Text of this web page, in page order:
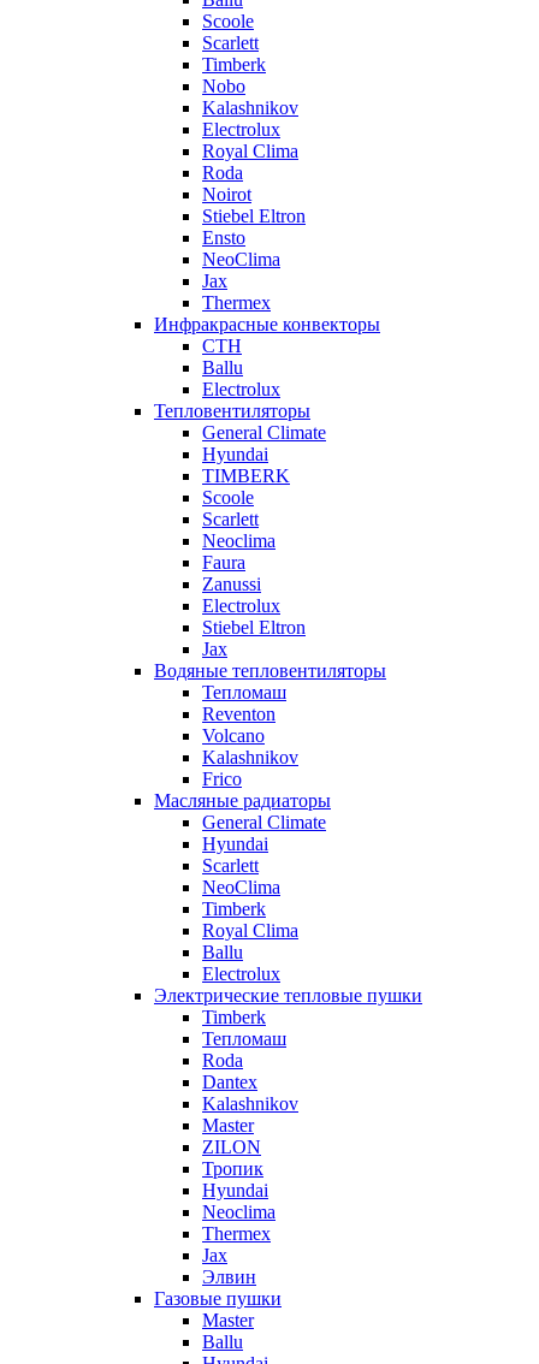
Scoole
Scarlett
Timberk
Nobo
Kalashnikov
Electrolux
Royal Clima
Roda
Noirot
Stiebel Eltron
Ensto
NeoClima
Jax
Thermex
Инфракрасные конвекторы
CTH
Ballu
Electrolux
Тепловентиляторы
General Climate
Hyundai
TIMBERK
Scoole
Scarlett
Neoclima
Faura
Zanussi
Electrolux
Stiebel Eltron
Jax
Водяные тепловентиляторы
Тепломаш
Reventon
Volcano
Kalashnikov
Frico
Масляные радиаторы
General Climate
Hyundai
Scarlett
NeoClima
Timberk
Royal Clima
Ballu
Electrolux
Электрические тепловые пушки
Timberk
Тепломаш
Roda
Dantex
Kalashnikov
Master
ZILON
Тропик
Hyundai
Neoclima
Thermex
Jax
Элвин
Газовые пушки
Master
Ballu